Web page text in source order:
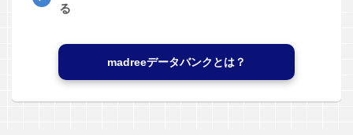
る
madreeデータバンクとは？